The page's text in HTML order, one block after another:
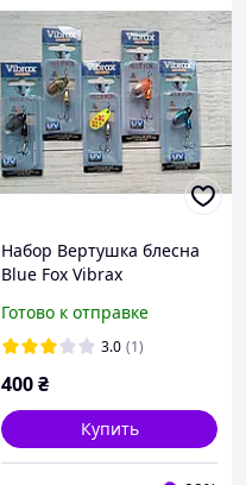
Набор Вертушка блесна
Blue Fox Vibrax
5шт
Готово к отправке
3.0 (1)
400₴
Купить